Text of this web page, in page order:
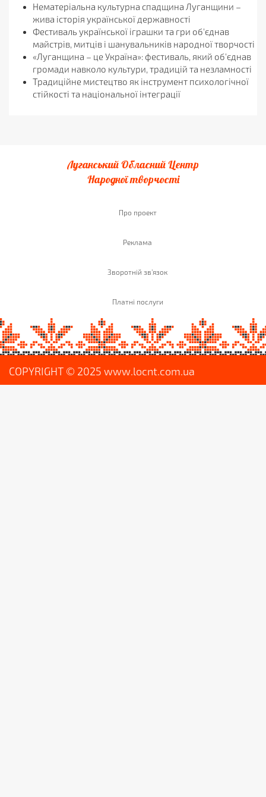
Нематеріальна культурна спадщина Луганщини –
жива історія української державності
Фестиваль української іграшки та гри об'єднав
майстрів, митців і шанувальників народної творчості
«Луганщина – це Україна»: фестиваль, який об'єднав
громади навколо культури, традицій та незламності
Традиційне мистецтво як інструмент психологічної
стійкості та національної інтеграції
Луганський Обласний Центр
Народної творчості
Про проект
Реклама
Зворотній зв'язок
Платні послуги
COPYRIGHT © 2025 www.locnt.com.ua